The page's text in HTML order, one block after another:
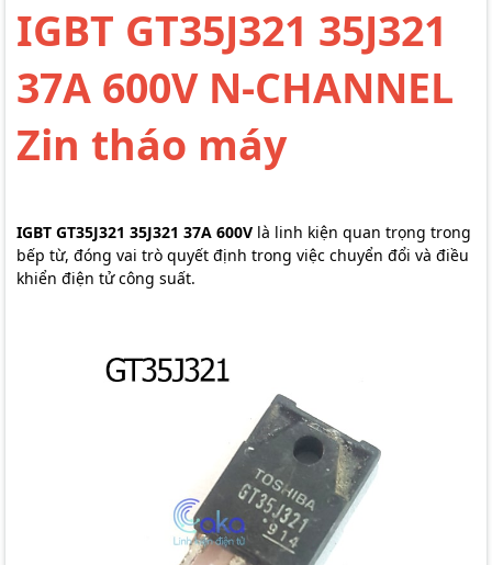
IGBT GT35J321 35J321
37A 600V N-CHANNEL
Zin tháo máy
IGBT GT35J321 35J321 37A 600V là linh kiện quan trọng trong
bếp từ, đóng vai trò quyết định trong việc chuyển đổi và điều
khiển điện tử công suất.